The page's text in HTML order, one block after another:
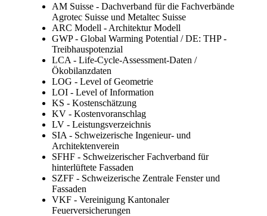
AM Suisse - Dachverband für die Fachverbände
Agrotec Suisse und Metaltec Suisse
ARC Modell - Architektur Modell
GWP - Global Warming Potential / DE: THP -
Treibhauspotenzial
LCA - Life-Cycle-Assessment-Daten /
Ökobilanzdaten
LOG - Level of Geometrie
LOI - Level of Information
KS - Kostenschätzung
KV - Kostenvoranschlag
LV - Leistungsverzeichnis
SIA - Schweizerische Ingenieur- und
Architektenverein
SFHF - Schweizerischer Fachverband für
hinterlüftete Fassaden
SZFF - Schweizerische Zentrale Fenster und
Fassaden
VKF - Vereinigung Kantonaler
Feuerversicherungen